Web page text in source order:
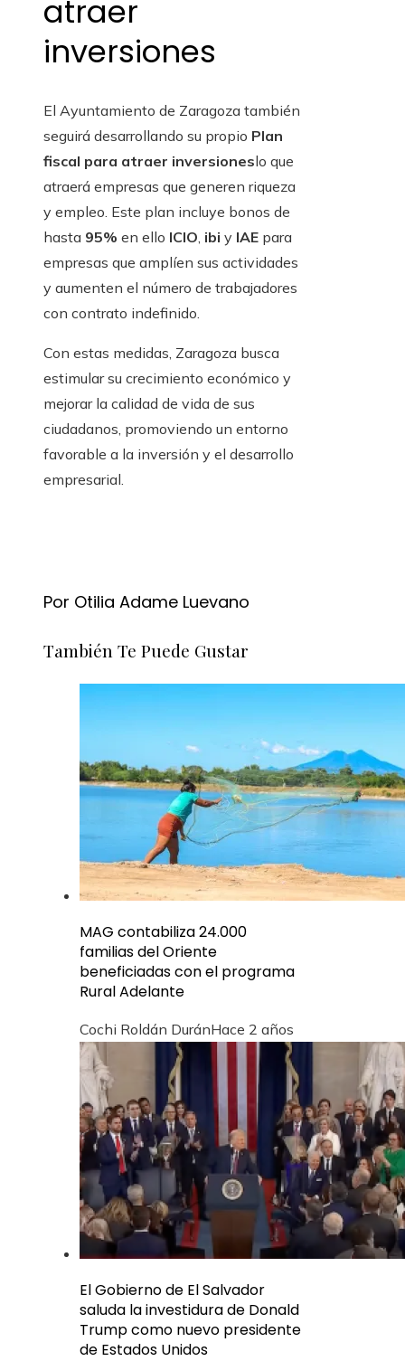
atraer
inversiones
El Ayuntamiento de Zaragoza también
seguirá desarrollando su propio Plan
fiscal para atraer inversioneslo que
atraerá empresas que generen riqueza
y empleo. Este plan incluye bonos de
hasta 95% en ello ICIO ibi y IAE para
empresas que amplíen sus actividades
y aumenten el número de trabajadores
con contrato indefinido.
Con estas medidas, Zaragoza busca
estimular su crecimiento económico y
mejorar la calidad de vida de sus
ciudadanos, promoviendo un entorno
favorable a la inversión y el desarrollo
empresarial.
Por Otilia Adame Luevano
También Te Puede Gustar
MAG contabiliza 24.000
familias del Oriente
beneficiadas con el programa
Rural Adelante
Cochi Roldán DuránHace 2 años
El Gobierno de El Salvador
saluda la investidura de Donald
Trump como nuevo presidente
de Estados Unidos